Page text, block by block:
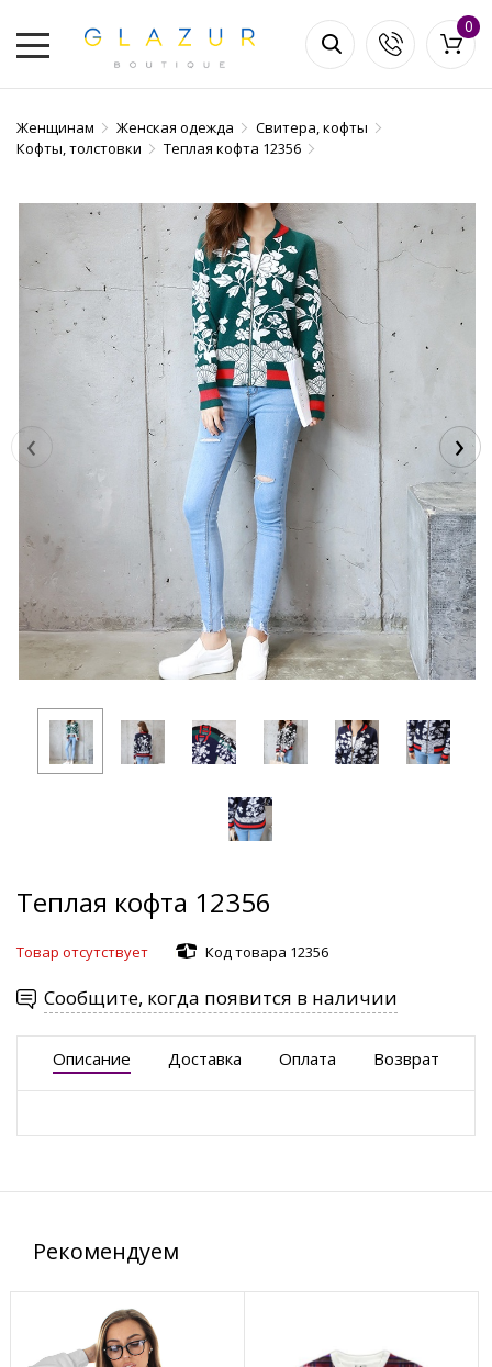
0
Женщинам Женская одежда
Свитера, кофты
Кофты, толстовки
Теплая кофта 12356
‹ ›
Теплая кофта 12356
Товар отсутствует Код товара 12356
Сообщите, когда появится в наличии
Описание Доставка Оплата Возврат
Рекомендуем